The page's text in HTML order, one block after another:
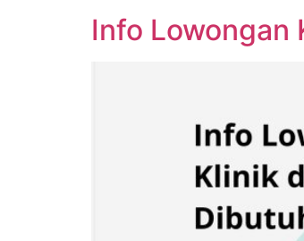
Info Lowongan